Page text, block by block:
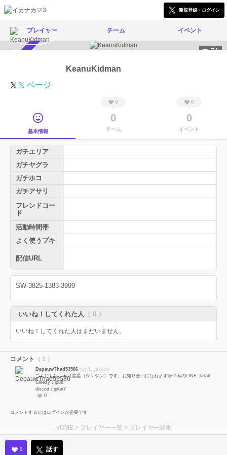
新規登録・ログイン
プレイヤー チーム イベント
74
KeanuKidman
𝕏 ページ
基本情報
0
0
チーム
0
0
イベント
ガチエリア
ガチヤグラ
ガチホコ
ガチアサリ
フレンドコー
ド
活動時間帯
よく使うブキ
配信URL
SW-3825-1383-3999
いいね！してくれた人 （ 0 ）
いいね！してくれた人はまだいません。
コメント （ 1 ）
DepauwThad53586 1月7日 18時15分
こんにちは、私は星星（シンヅン）です、お知り合いになれますか？私のLINE: ktt56
Gleezy：jp88
discod：jpkai7
0
コメントするにはログインが必要です
HOME > プレイヤー一覧 > プレイヤー詳細
0 話す